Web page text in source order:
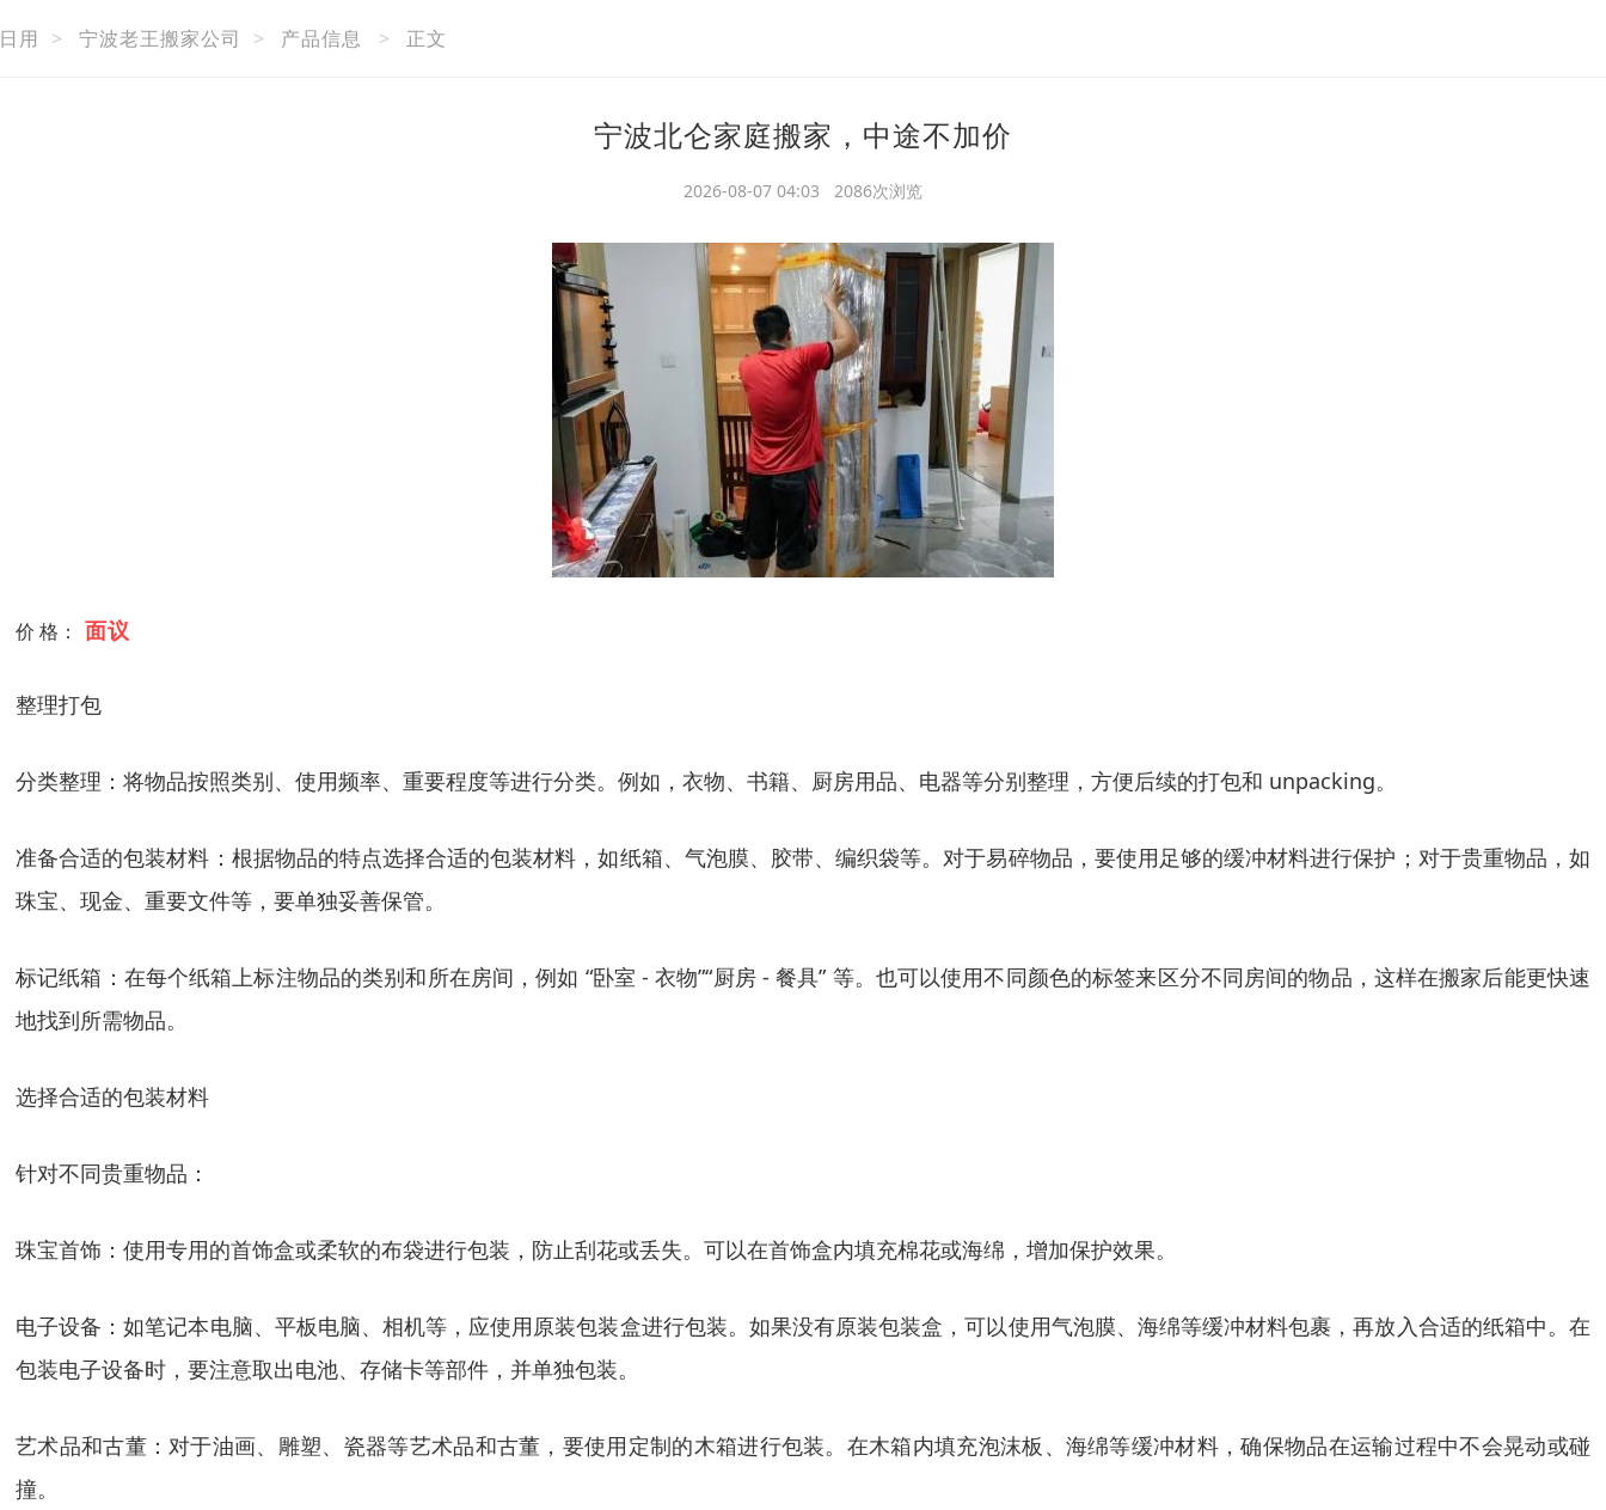
用 > 宁波老王搬家公司 > 产品信息 > 正文
宁波北仑家庭搬家，中途不加价
2026-08-07 04:03 2086次浏览
价 格： 面议
整理打包
分类整理：将物品按照类别、使用频率、重要程度等进行分类。例如，衣物、书籍、厨房用品、电器等分别整理，方便后续的打包和 unpacking。
准备合适的包装材料：根据物品的特点选择合适的包装材料，如纸箱、气泡膜、胶带、编织袋等。对于易碎物品，要使用足够的缓冲材料进行保护；对于贵重物品，如
珠宝、现金、重要文件等，要单独妥善保管。
标记纸箱：在每个纸箱上标注物品的类别和所在房间，例如 “卧室 - 衣物”“厨房 - 餐具” 等。也可以使用不同颜色的标签来区分不同房间的物品，这样在搬家后能更快速
地找到所需物品。
选择合适的包装材料
针对不同贵重物品：
珠宝首饰：使用专用的首饰盒或柔软的布袋进行包装，防止刮花或丢失。可以在首饰盒内填充棉花或海绵，增加保护效果。
电子设备：如笔记本电脑、平板电脑、相机等，应使用原装包装盒进行包装。如果没有原装包装盒，可以使用气泡膜、海绵等缓冲材料包裹，再放入合适的纸箱中。在
包装电子设备时，要注意取出电池、存储卡等部件，并单独包装。
艺术品和古董：对于油画、雕塑、瓷器等艺术品和古董，要使用定制的木箱进行包装。在木箱内填充泡沫板、海绵等缓冲材料，确保物品在运输过程中不会晃动或碰
撞。